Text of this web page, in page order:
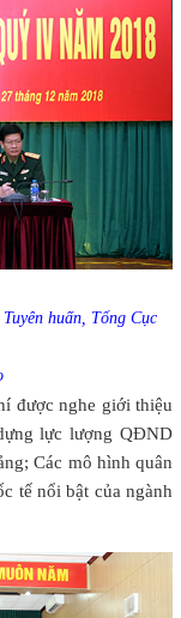
huấn, Tổng Cục
được nghe giới thiệu
lực lượng QĐND
Các mô hình quân
tế nổi bật của ngành